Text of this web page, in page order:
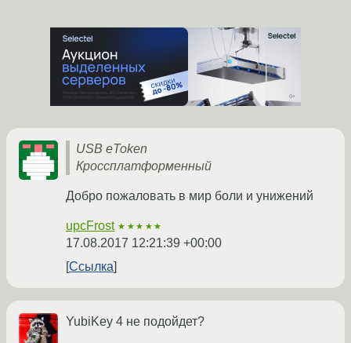
USB eToken
Кроссплатформенный
Добро пожаловать в мир боли и унижений
upcFrost ★★★★★
17.08.2017 12:21:39 +00:00
Ссылка
YubiKey 4 не подойдет?